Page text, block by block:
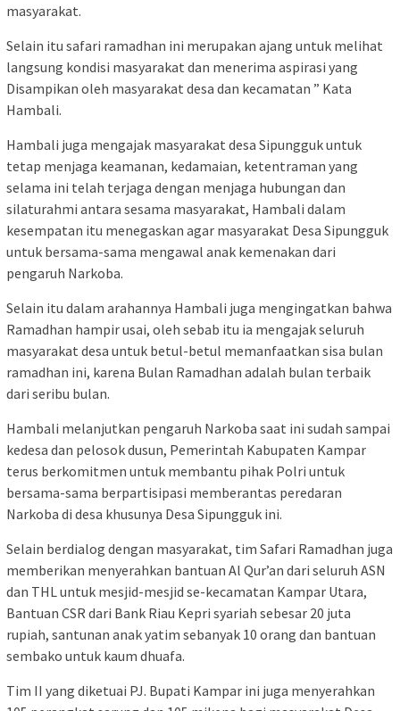
masyarakat.
Selain itu safari ramadhan ini merupakan ajang untuk melihat
langsung kondisi masyarakat dan menerima aspirasi yang
Disampikan oleh masyarakat desa dan kecamatan ” Kata
Hambali.
Hambali juga mengajak masyarakat desa Sipungguk untuk
tetap menjaga keamanan, kedamaian, ketentraman yang
selama ini telah terjaga dengan menjaga hubungan dan
silaturahmi antara sesama masyarakat, Hambali dalam
kesempatan itu menegaskan agar masyarakat Desa Sipungguk
untuk bersama-sama mengawal anak kemenakan dari
pengaruh Narkoba.
Selain itu dalam arahannya Hambali juga mengingatkan bahwa
Ramadhan hampir usai, oleh sebab itu ia mengajak seluruh
masyarakat desa untuk betul-betul memanfaatkan sisa bulan
ramadhan ini, karena Bulan Ramadhan adalah bulan terbaik
dari seribu bulan.
Hambali melanjutkan pengaruh Narkoba saat ini sudah sampai
kedesa dan pelosok dusun, Pemerintah Kabupaten Kampar
terus berkomitmen untuk membantu pihak Polri untuk
bersama-sama berpartisipasi memberantas peredaran
Narkoba di desa khusunya Desa Sipungguk ini.
Selain berdialog dengan masyarakat, tim Safari Ramadhan juga
memberikan menyerahkan bantuan Al Qur’an dari seluruh ASN
dan THL untuk mesjid-mesjid se-kecamatan Kampar Utara,
Bantuan CSR dari Bank Riau Kepri syariah sebesar 20 juta
rupiah, santunan anak yatim sebanyak 10 orang dan bantuan
sembako untuk kaum dhuafa.
Tim II yang diketuai PJ. Bupati Kampar ini juga menyerahkan